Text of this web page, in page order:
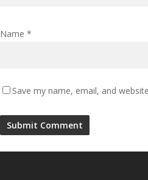
Name *
Save my name, email, and